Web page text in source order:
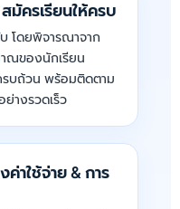
มัครเรียนให้ครบ
โดยพิจารณาจาก
ณของนักเรียน
รบถ้วน พร้อมติดตาม
างรวดเร็ว
าใช้จ่าย & การ